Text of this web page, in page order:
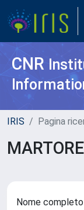
CNR
IRIS Pagina
Nome completo